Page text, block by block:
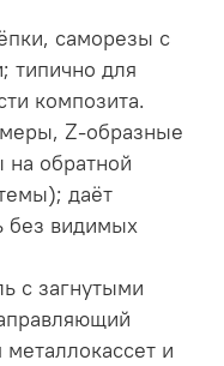
саморезы с
типично для
композита.
Z-образные
обратной
даёт
без видимых
с загнутыми
и